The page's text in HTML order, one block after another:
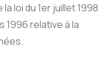
loi du 1er juillet 1998
1996 relative à la